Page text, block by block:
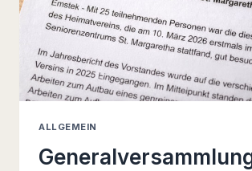
ALLGEMEIN